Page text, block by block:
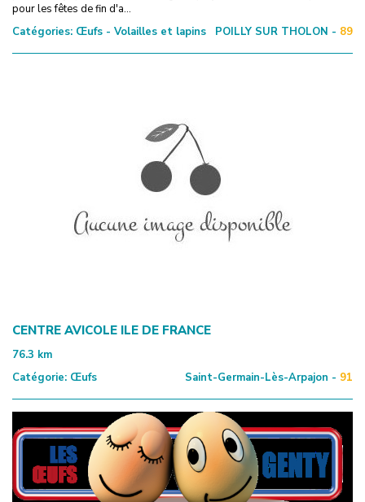
pour les fêtes de fin d'a...
Catégories: Œufs - Volailles et lapins POILLY SUR THOLON - 89
CENTRE AVICOLE ILE DE FRANCE
76.3 km
Catégorie: Œufs Saint-Germain-Lès-Arpajon - 91